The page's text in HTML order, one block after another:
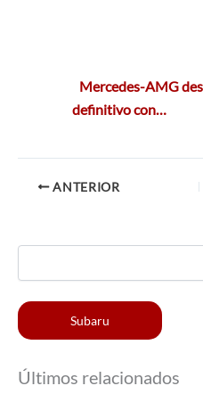
Mercedes-AMG
definitivo con…
ANTERIOR
Subaru
Últimos relacionados